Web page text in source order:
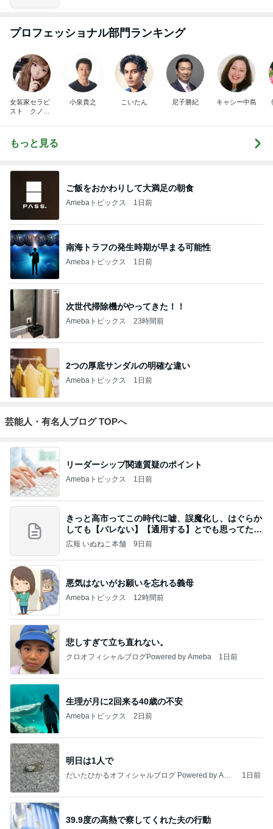
プロフェッショナル部門ランキング
女装家セラピ
スト クノタ
小泉貴之 こいたん 尼子勝紀 キャシー中島
もっと見る
ご飯をおかわりして大満足の朝食
Amebaトピックス 1日前
南海トラフの発生時期が早まる可能性
Amebaトピックス 1日前
次世代掃除機がやってきた！！
Amebaトピックス 23時間前
2つの厚底サンダルの明確な違い
Amebaトピックス 1日前
芸能人・有名人ブログ TOPへ
リーダーシップ関連質疑のポイント
Amebaトピックス 1日前
きっと高市ってこの時代に嘘、誤魔化し、はぐらか
しても【バレない】【通用する】とでも思ってたん
だろ
広報 いぬねこ本舗 9日前
悪気はないがお願いを忘れる義母
Amebaトピックス 12時間前
悲しすぎて立ち直れない。
クロオフィシャルブログPowered by Ameba 1日前
生理が月に2回来る40歳の不安
Amebaトピックス 2日前
明日は1人で
だいたひかるオフィシャルブログ Powered by Ame
1日前
39.9度の高熱で察してくれた夫の行動